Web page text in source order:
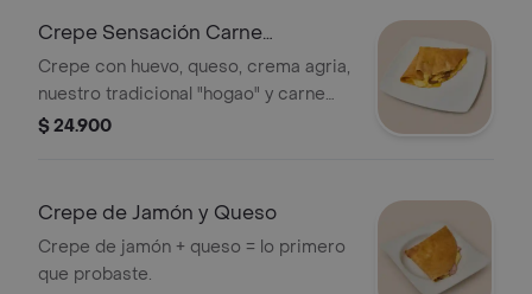
Crepe Sensación Carne
Desmechada
Crepe con huevo, queso, crema agria,
nuestro tradicional "hogao" y carne
desmechada.
$ 24.900
Crepe de Jamón y Queso
Crepe de jamón + queso = lo primero
que probaste.